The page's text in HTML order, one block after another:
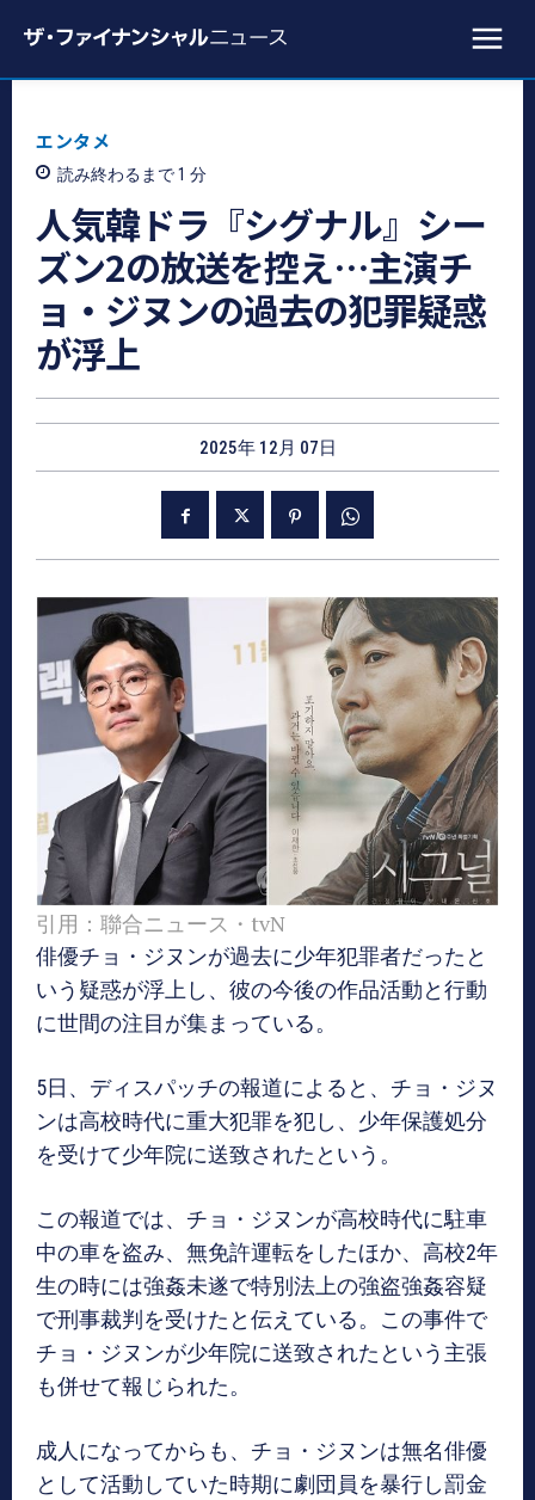
エンタメ
読み終わるまで 1 分
人気韓ドラ『シグナル』シー
ズン2の放送を控え⋯主演チ
ョ・ジヌンの過去の犯罪疑惑
が浮上
2025年 12月 07日
引用：聯合ニュース・tvN
俳優チョ・ジヌンが過去に少年犯罪者だったと
いう疑惑が浮上し、彼の今後の作品活動と行動
に世間の注目が集まっている。
5日、ディスパッチの報道によると、チョ・ジヌ
ンは高校時代に重大犯罪を犯し、少年保護処分
を受けて少年院に送致されたという。
この報道では、チョ・ジヌンが高校時代に駐車
中の車を盗み、無免許運転をしたほか、高校2年
生の時には強姦未遂で特別法上の強盗強姦容疑
で刑事裁判を受けたと伝えている。この事件で
チョ・ジヌンが少年院に送致されたという主張
も併せて報じられた。
成人になってからも、チョ・ジヌンは無名俳優
として活動していた時期に劇団員を暴行し罰金